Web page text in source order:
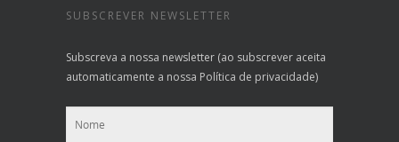
SUBSCREVER NEWSLETTER
Subscreva a nossa newsletter (ao subscrever aceita
automaticamente a nossa Política de privacidade)